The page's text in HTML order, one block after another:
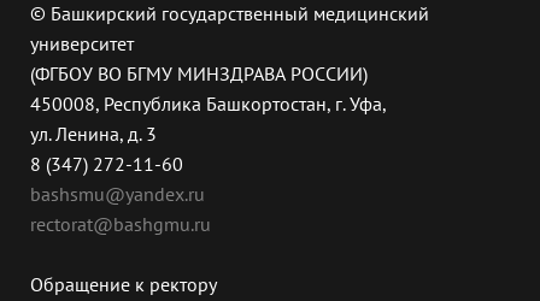
© Башкирский государственный медицинский
университет
(ФГБОУ ВО БГМУ МИНЗДРАВА РОССИИ)
450008, Республика Башкортостан, г. Уфа,
ул. Ленина, д. 3
8 (347) 272-11-60
bashsmu@yandex.ru
rectorat@bashgmu.ru
Обращение к ректору